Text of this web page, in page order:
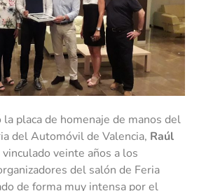
placa de homenaje de manos del
del Automóvil de Valencia, Raúl
veinte años a los
del salón de Feria
de forma muy intensa por el